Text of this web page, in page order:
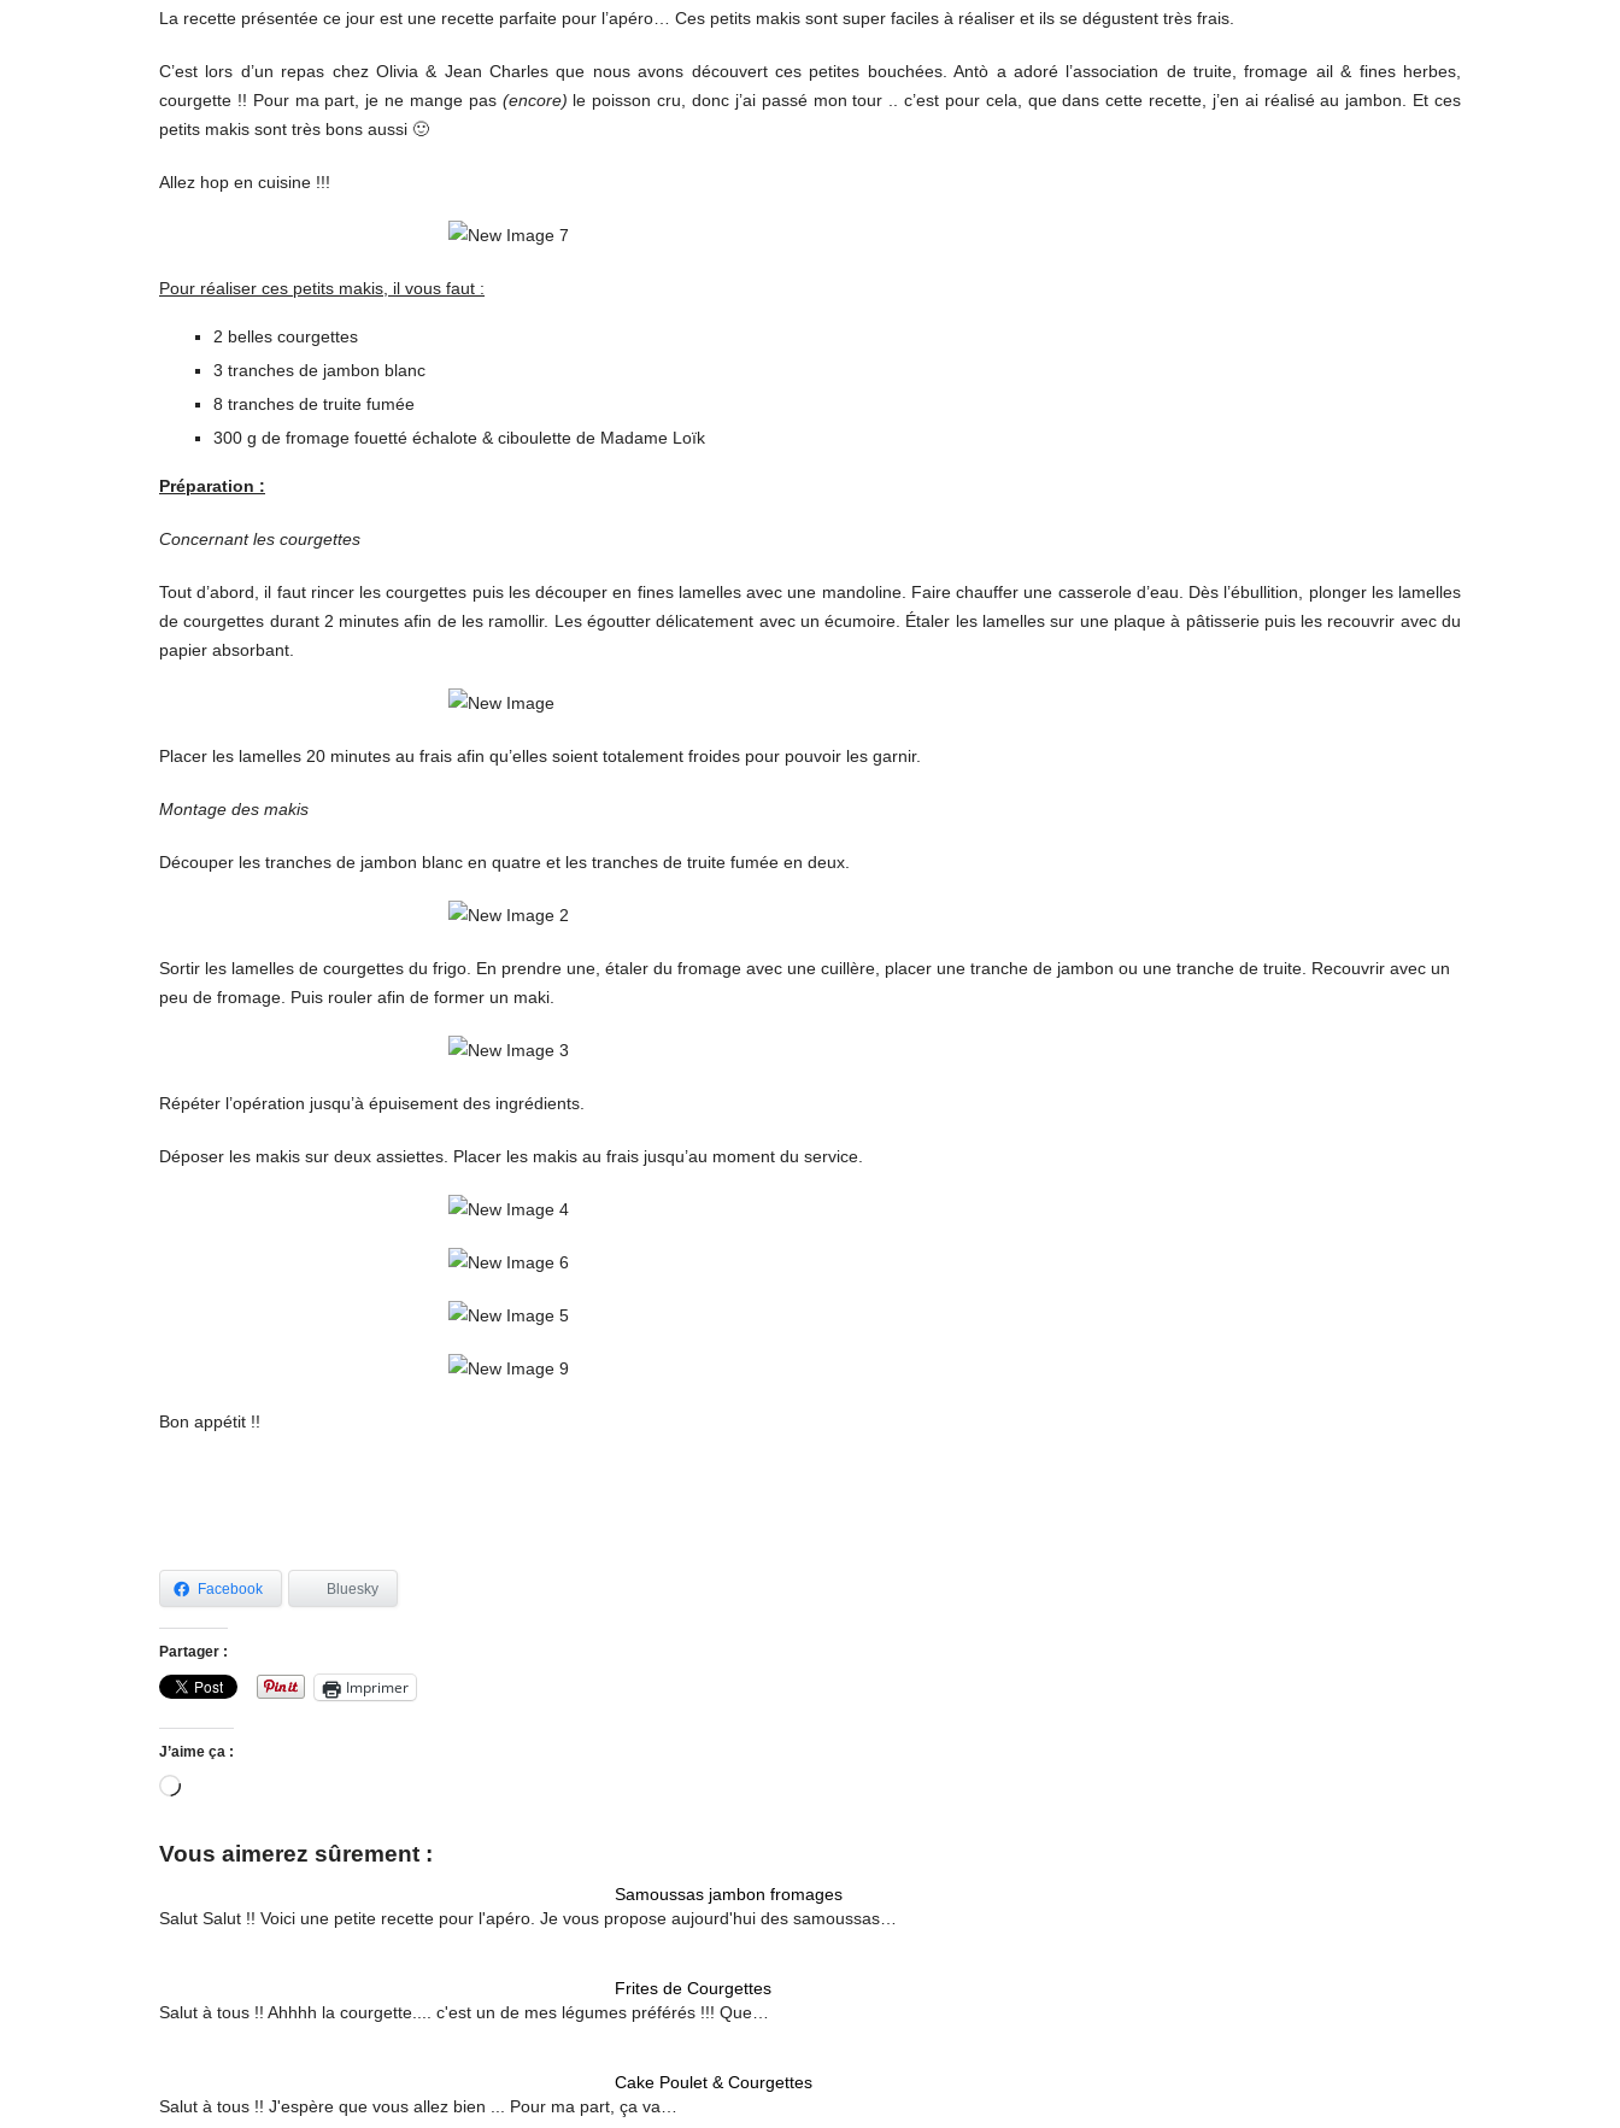
La recette présentée ce jour est une recette parfaite pour l’apéro… Ces petits makis sont super faciles à réaliser et ils se dégustent très frais.
C’est lors d’un repas chez Olivia & Jean Charles que nous avons découvert ces petites bouchées. Antò a adoré l’association de truite, fromage ail & fines herbes,
courgette !! Pour ma part, je ne mange pas (encore) le poisson cru, donc j’ai passé mon tour .. c’est pour cela, que dans cette recette, j’en ai réalisé au jambon. Et ces
petits makis sont très bons aussi 🙂
Allez hop en cuisine !!!
Pour réaliser ces petits makis, il vous faut :
2 belles courgettes
3 tranches de jambon blanc
8 tranches de truite fumée
300 g de fromage fouetté échalote & ciboulette de Madame Loïk
Préparation :
Concernant les courgettes
Tout d’abord, il faut rincer les courgettes puis les découper en fines lamelles avec une mandoline. Faire chauffer une casserole d’eau. Dès l’ébullition, plonger les lamelles
de courgettes durant 2 minutes afin de les ramollir. Les égoutter délicatement avec un écumoire. Étaler les lamelles sur une plaque à pâtisserie puis les recouvrir avec du
papier absorbant.
Placer les lamelles 20 minutes au frais afin qu’elles soient totalement froides pour pouvoir les garnir.
Montage des makis
Découper les tranches de jambon blanc en quatre et les tranches de truite fumée en deux.
Sortir les lamelles de courgettes du frigo. En prendre une, étaler du fromage avec une cuillère, placer une tranche de jambon ou une tranche de truite. Recouvrir avec un
peu de fromage. Puis rouler afin de former un maki.
Répéter l’opération jusqu’à épuisement des ingrédients.
Déposer les makis sur deux assiettes. Placer les makis au frais jusqu’au moment du service.
Bon appétit !!
Facebook Bluesky
Partager :
Imprimer
J’aime ça :
Chargement…
Vous aimerez sûrement :
Samoussas jambon fromages
Salut Salut !! Voici une petite recette pour l'apéro. Je vous propose aujourd'hui des samoussas…
Frites de Courgettes
Salut à tous !! Ahhhh la courgette.... c'est un de mes légumes préférés !!! Que…
Cake Poulet & Courgettes
Salut à tous !! J'espère que vous allez bien ... Pour ma part, ça va…